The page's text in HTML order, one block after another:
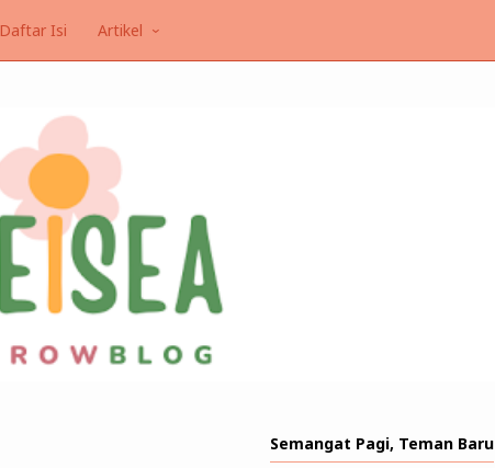
Daftar Isi Artikel
Semangat Pagi, Teman Baru